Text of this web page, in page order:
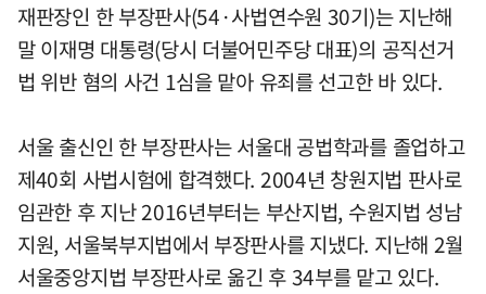
재판장인 한 부장판사(54·사법연수원 30기)는 지난해
말 이재명 대통령(당시 더불어민주당 대표)의 공직선거
법 위반 혐의 사건 1심을 맡아 유죄를 선고한 바 있다.
서울 출신인 한 부장판사는 서울대 공법학과를 졸업하고
제40회 사법시험에 합격했다. 2004년 창원지법 판사로
임관한 후 지난 2016년부터는 부산지법, 수원지법 성남
지원, 서울북부지법에서 부장판사를 지냈다. 지난해 2월
서울중앙지법 부장판사로 옮긴 후 34부를 맡고 있다.